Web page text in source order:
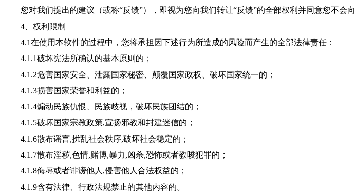
您对我们提出的建议（或称“反馈”），即视为您向我们转让“反馈”的全部权利并同意您不会向
4、权利限制
4.1在使用本软件的过程中，您将承担因下述行为所造成的风险而产生的全部法律责任：
4.1.1破坏宪法所确认的基本原则的；
4.1.2危害国家安全、泄露国家秘密、颠覆国家政权、破坏国家统一的；
4.1.3损害国家荣誉和利益的；
4.1.4煽动民族仇恨、民族歧视，破坏民族团结的；
4.1.5破坏国家宗教政策,宣扬邪教和封建迷信的；
4.1.6散布谣言,扰乱社会秩序,破坏社会稳定的；
4.1.7散布淫秽,色情,赌博,暴力,凶杀,恐怖或者教唆犯罪的；
4.1.8侮辱或者诽谤他人,侵害他人合法权益的；
4.1.9含有法律、行政法规禁止的其他内容的。